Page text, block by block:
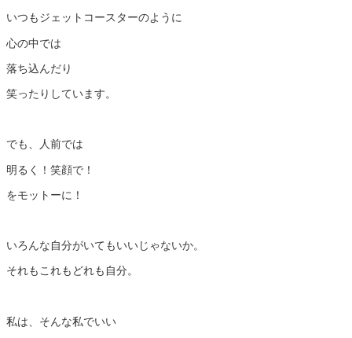
いつもジェットコースターのように
心の中では
落ち込んだり
笑ったりしています。
でも、人前では
明るく！笑顔で！
をモットーに！
いろんな自分がいてもいいじゃないか。
それもこれもどれも自分。
私は、そんな私でいい